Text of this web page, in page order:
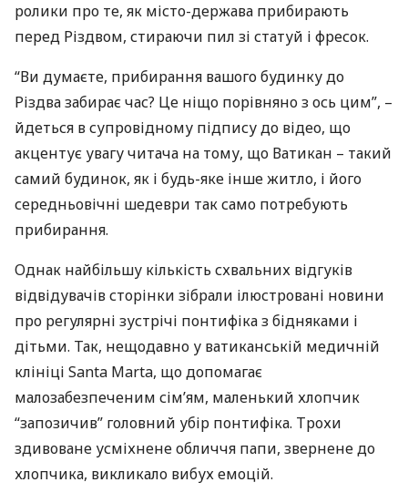
ролики про те, як місто-держава прибирають
перед Різдвом, стираючи пил зі статуй і фресок.
“Ви думаєте, прибирання вашого будинку до
Різдва забирає час? Це ніщо порівняно з ось цим”, –
йдеться в супровідному підпису до відео, що
акцентує увагу читача на тому, що Ватикан – такий
самий будинок, як і будь-яке інше житло, і його
середньовічні шедеври так само потребують
прибирання.
Однак найбільшу кількість схвальних відгуків
відвідувачів сторінки зібрали ілюстровані новини
про регулярні зустрічі понтифіка з бідняками і
дітьми. Так, нещодавно у ватиканській медичній
клініці Santa Marta, що допомагає
малозабезпеченим сім’ям, маленький хлопчик
“запозичив” головний убір понтифіка. Трохи
здивоване усміхнене обличчя папи, звернене до
хлопчика, викликало вибух емоцій.